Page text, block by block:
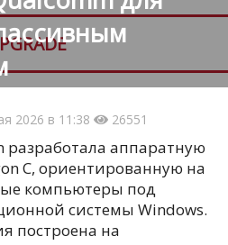
2026 в 11:38 26551
аппаратную
C, ориентированную на
компьютеры под
системы Windows.
построена на